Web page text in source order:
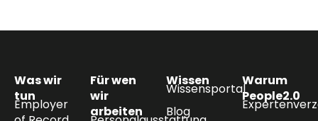
Was wir
tun
Employer
Für wen
wir
arbeiten
Wissen
Wissensportal
Blog
Warum
People2.0